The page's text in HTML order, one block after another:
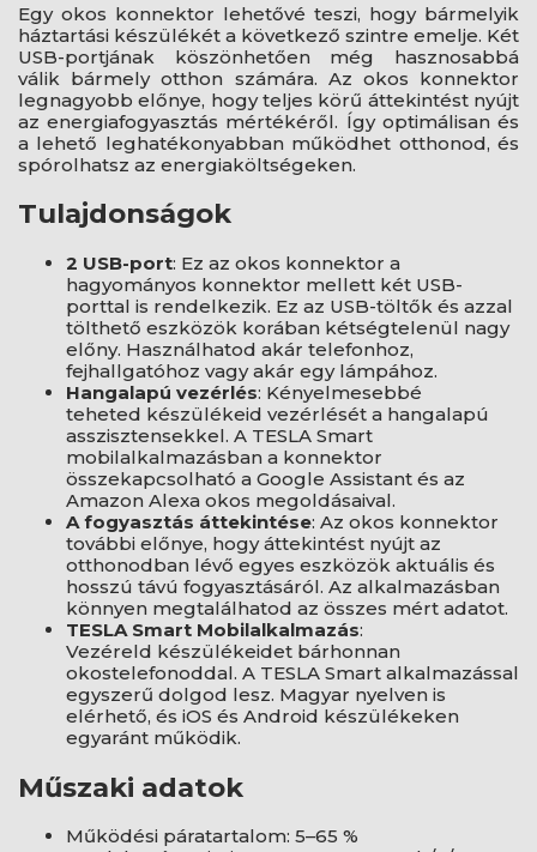
Egy okos konnektor lehetővé teszi, hogy bármelyik
háztartási készülékét a következő szintre emelje. Két
USB-portjának köszönhetően még hasznosabbá
válik bármely otthon számára. Az okos konnektor
legnagyobb előnye, hogy teljes körű áttekintést nyújt
az energiafogyasztás mértékéről. Így optimálisan és
a lehető leghatékonyabban működhet otthonod, és
spórolhatsz az energiaköltségeken.
Tulajdonságok
2 USB-port: Ez az okos konnektor a
hagyományos konnektor mellett két USB-
porttal is rendelkezik. Ez az USB-töltők és azzal
tölthető eszközök korában kétségtelenül nagy
előny. Használhatod akár telefonhoz,
fejhallgatóhoz vagy akár egy lámpához.
Hangalapú vezérlés: Kényelmesebbé
teheted készülékeid vezérlését a hangalapú
asszisztensekkel. A TESLA Smart
mobilalkalmazásban a konnektor
összekapcsolható a Google Assistant és az
Amazon Alexa okos megoldásaival.
A fogyasztás áttekintése: Az okos konnektor
további előnye, hogy áttekintést nyújt az
otthonodban lévő egyes eszközök aktuális és
hosszú távú fogyasztásáról. Az alkalmazásban
könnyen megtalálhatod az összes mért adatot.
TESLA Smart Mobilalkalmazás:
Vezéreld készülékeidet bárhonnan
okostelefonoddal. A TESLA Smart alkalmazással
egyszerű dolgod lesz. Magyar nyelven is
elérhető, és iOS és Android készülékeken
egyaránt működik.
Műszaki adatok
Működési páratartalom: 5–65 %